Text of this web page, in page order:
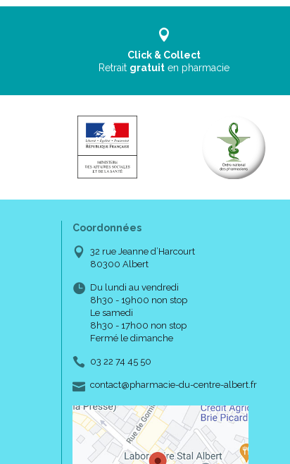
Click & Collect
Retrait gratuit en pharmacie
Coordonnées
32 rue Jeanne d’Harcourt
80300 Albert
Du lundi au vendredi
8h30 - 19h00 non stop
Le samedi
8h30 - 17h00 non stop
Fermé le dimanche
03 22 74 45 50
contact-
@-
pharmacie-du-centre-albert.fr